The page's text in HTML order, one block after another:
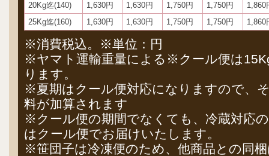
20Kg迄(140)
1,630円 1,630円 1,750円 1,750円
1,860
25Kg迄(160)
1,630円 1,630円 1,750円 1,750円 1,860
※消費税込。※単位：円
※ヤマト運輸重量による※クール便は
ります。
※夏期はクール便対応になりますので、
料が加算されます
※クール便の期間でなくても、冷蔵対応
はクール便でお届けいたします。
※笹団子は冷凍便のため、他商品との同